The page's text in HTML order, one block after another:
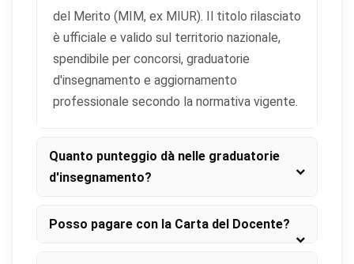
del Merito (MIM, ex MIUR). Il titolo rilasciato
è ufficiale e valido sul territorio nazionale,
spendibile per concorsi, graduatorie
d'insegnamento e aggiornamento
professionale secondo la normativa vigente.
Quanto punteggio dà nelle graduatorie
d'insegnamento?
Posso pagare con la Carta del Docente?